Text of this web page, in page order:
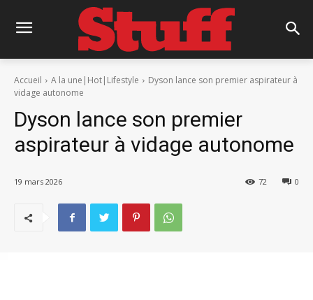
Accueil A la une|Hot|Lifestyle
Dyson lance son premier aspirateur à
vidage autonome
Dyson lance son premier
aspirateur à vidage autonome
19 mars 2026 0
72